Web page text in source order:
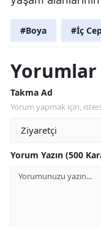
#Boya #İç
Yorumlar
Takma Ad
Yorum yapmak için,
Yorum Yazın (500